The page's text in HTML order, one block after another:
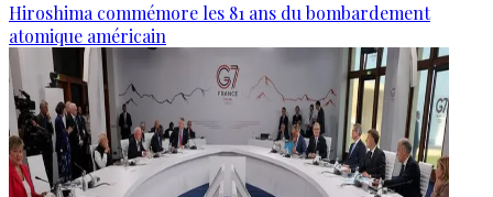
Hiroshima commémore les 81 ans du bombardement
atomique américain